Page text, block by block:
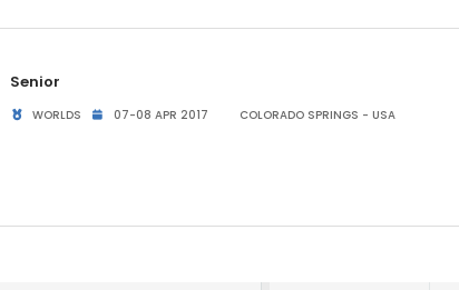
Senior
WORLDS 07-08 APR 2017 COLORADO SPRINGS - USA